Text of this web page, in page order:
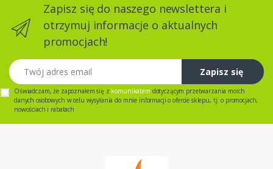
Zapisz się do naszego newslettera i
otrzymuj informacje o aktualnych
promocjach!
Twój adres email
Zapisz się
Oświadczam, że zapoznałem się z komunikatem dotyczącym przetwarzania moich
danych osobowych w celu wysyłania do mnie informacji o ofercie sklepu, tj. o promocjach,
nowościach i rabatach